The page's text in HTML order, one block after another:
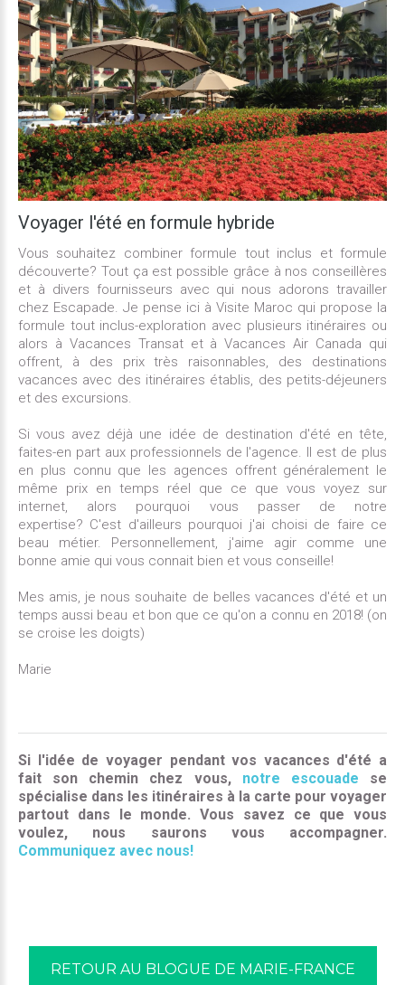
Voyager l'été en formule hybride
Vous souhaitez combiner formule tout inclus et formule
découverte? Tout ça est possible grâce à nos conseillères
et à divers fournisseurs avec qui nous adorons travailler
chez Escapade. Je pense ici à Visite Maroc qui propose la
formule tout inclus-exploration avec plusieurs itinéraires ou
alors à Vacances Transat et à Vacances Air Canada qui
offrent, à des prix très raisonnables, des destinations
vacances avec des itinéraires établis, des petits-déjeuners
et des excursions.
Si vous avez déjà une idée de destination d'été en tête,
faites-en part aux professionnels de l'agence. Il est de plus
en plus connu que les agences offrent généralement le
même prix en temps réel que ce que vous voyez sur
internet, alors pourquoi vous passer de notre
expertise? C'est d'ailleurs pourquoi j'ai choisi de faire ce
beau métier. Personnellement, j'aime agir comme une
bonne amie qui vous connait bien et vous conseille!
Mes amis, je nous souhaite de belles vacances d'été et un
temps aussi beau et bon que ce qu'on a connu en 2018! (on
se croise les doigts)
Marie
Si l'idée de voyager pendant vos vacances d'été a
fait son chemin chez vous, notre escouade se
spécialise dans les itinéraires à la carte pour voyager
partout dans le monde. Vous savez ce que vous
voulez, nous saurons vous accompagner.
Communiquez avec nous!
RETOUR AU BLOGUE DE MARIE-FRANCE